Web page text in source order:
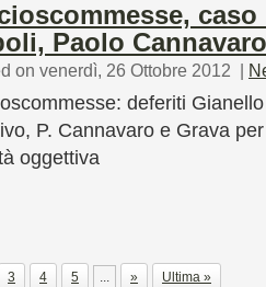
Paolo
on venerdì, 26 Ottobre 2012 |
deferiti
P. Cannavaro e Grava
oggettiva
3 4 5 ... » Ultima »